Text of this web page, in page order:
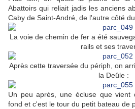
Abattoirs qui reliait jadis les anciens
Caby de Saint-André, de l'autre côté
La voie de chemin de fer a été
rails et ses
Après cette traversée du périph, on
la Deûle :
Un peu après, une écluse que vient
fond et c'est le tour du petit bateau de